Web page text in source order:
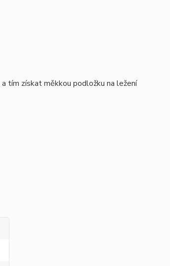
tím získat měkkou podložku na ležení